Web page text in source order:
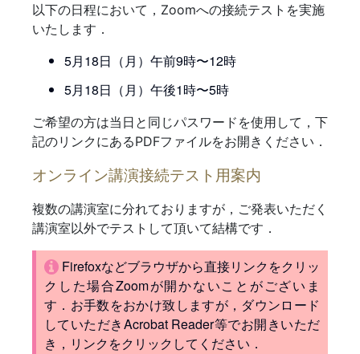
以下の日程において，Zoomへの接続テストを実施
いたします．
5月18日（月）午前9時〜12時
5月18日（月）午後1時〜5時
ご希望の方は当日と同じパスワードを使用して，下
記のリンクにあるPDFファイルをお開きください．
オンライン講演接続テスト用案内
複数の講演室に分れておりますが，ご発表いただく
講演室以外でテストして頂いて結構です．
Firefoxなどブラウザから直接リンクをクリッ
クした場合Zoomが開かないことがございま
す．お手数をおかけ致しますが，ダウンロード
していただきAcrobat Reader等でお開きいただ
き，リンクをクリックしてください．